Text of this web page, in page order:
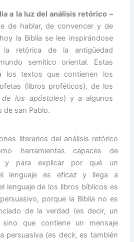
a la luz del análisis retórico –
de hablar, de convencer y de
la Biblia se lee inspirándose
retórica de la antigüedad
semítico oriental. Estas
los textos que contienen los
(libros proféticos), de los
de los apóstoles) y a algunos
de san Pablo.
literarios del análisis retórico
herramientas capaces de
y para explicar por qué un
lenguaje es eficaz y llega a
lenguaje de los libros bíblicos es
porque la Biblia no es
de la verdad (es decir, un
sino que contiene un mensaje
persuasiva (es decir, es también